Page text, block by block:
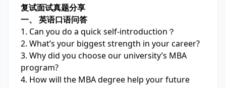
复试面试真题分享
一、 英语口语问答
1. Can you do a quick self-introduction？
2. What’s your biggest strength in your career?
3. Why did you choose our university’s MBA
program?
4. How will the MBA degree help your future